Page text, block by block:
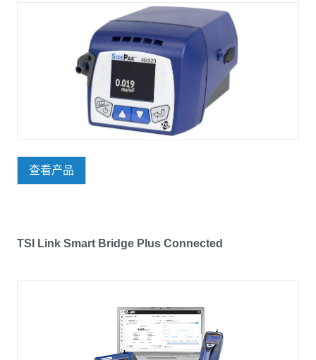
查看产品
TSI Link Smart Bridge Plus Connected